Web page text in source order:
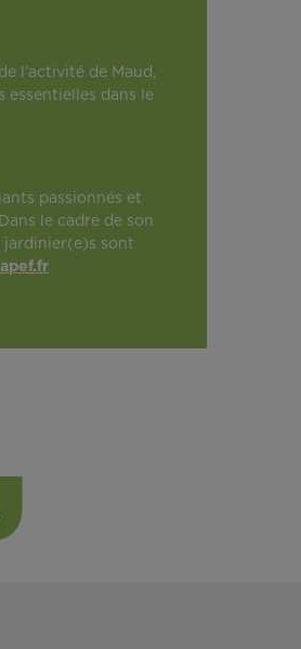
l’activité de Maud,
essentielles dans le
passionnés et
le cadre de son
jardinier(e)s sont